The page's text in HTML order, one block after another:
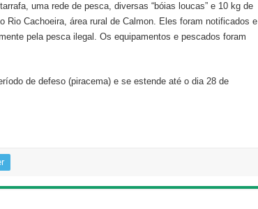
uma rede de pesca, diversas “bóias loucas” e 10 kg de
Cachoeira, área rural de Calmon. Eles foram notificados e
pela pesca ilegal. Os equipamentos e pescados foram
de defeso (piracema) e se estende até o dia 28 de